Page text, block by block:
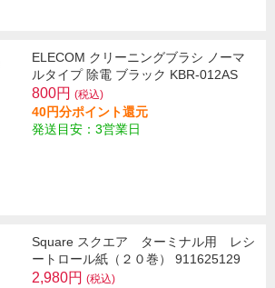
ELECOM クリーニングブラシ ノーマ
ルタイプ 除電 ブラック KBR-012AS
800円 (税込)
40円分ポイント還元
発送目安：3営業日
Square スクエア ターミナル用 レシ
ートロール紙（２０巻） 911625129
2,980円 (税込)